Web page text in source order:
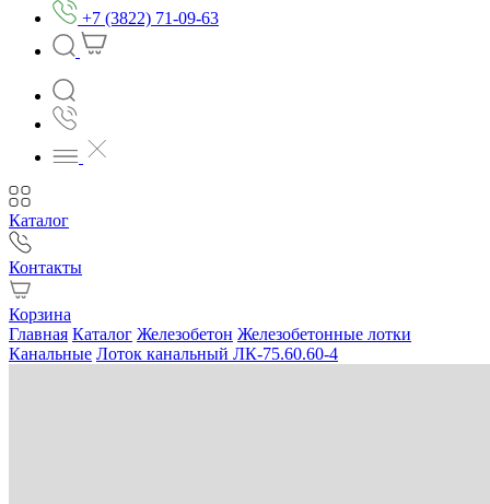
+7 (3822) 71-09-63
Каталог
Контакты
Корзина
Главная Каталог Железобетон Железобетонные лотки
Канальные Лоток канальный ЛК-75.60.60-4